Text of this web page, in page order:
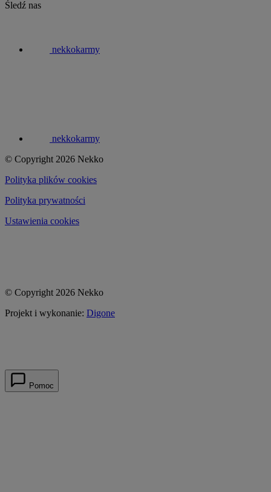
Śledź nas
nekkokarmy
nekkokarmy
© Copyright 2026 Nekko
Polityka plików cookies
Polityka prywatności
Ustawienia cookies
© Copyright 2026 Nekko
Projekt i wykonanie: Digone
Pomoc